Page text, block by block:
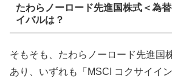
たわらノーロード先進国株式＜為
イバルは？
そもそも、たわらノーロード先進国
あり、いずれも「MSCI コクサイイ